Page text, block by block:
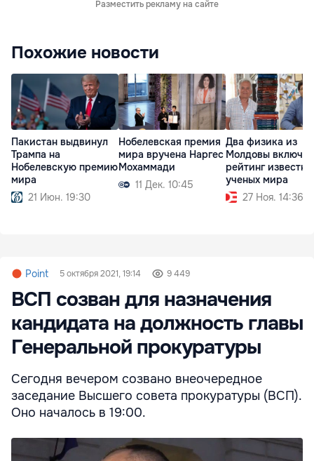
Разместить рекламу на сайте
Похожие новости
Пакистан выдвинул
Трампа на
Нобелевскую премию
мира
21 Июн. 19:30
Нобелевская премия
мира вручена Наргес
Мохаммади
11 Дек. 10:45
Два физика из
Молдовы
рейтинг
ученых мира
27 Ноя. 14:36
Point 5 октября 2021, 19:14 9 449
ВСП созван для назначения
кандидата на должность главы
Генеральной прокуратуры
Сегодня вечером созвано внеочередное
заседание Высшего совета прокуратуры (ВСП).
Оно началось в 19:00.